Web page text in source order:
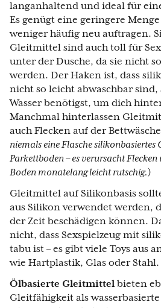
langanhaltend und ideal für
Es genügt eine geringere
weniger häufig neu auftragen.
Gleitmittel sind auch toll für
unter der Dusche, da sie nicht
werden. Der Haken ist, dass
nicht so leicht abwaschbar sind,
Wasser benötigst, um dich
Manchmal hinterlassen
auch Flecken auf der
niemals eine Flasche silikonbasiertes
Parkettboden – es verursacht
Boden monatelang leicht rutschig.)
Gleitmittel auf Silikonbasis
aus Silikon verwendet werden,
der Zeit beschädigen können.
nicht, dass Sexspielzeug mit
tabu ist – es gibt viele Toys aus
wie Hartplastik, Glas oder Stahl.
Ölbasierte Gleitmittel bieten
Gleitfähigkeit als